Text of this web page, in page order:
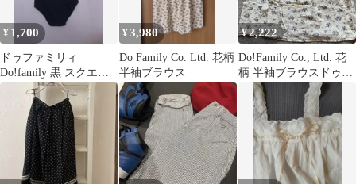
¥ 1,700
ドゥファミリィ
Do!family 黒 スクエア
ネック 水着 ノースリー
¥3,980
Do Family Co. Ltd. 花柄
半袖ブラウス
¥2,222
Do!Family Co., Ltd. 花
柄 半袖ブラウスドゥフ
ァミリ